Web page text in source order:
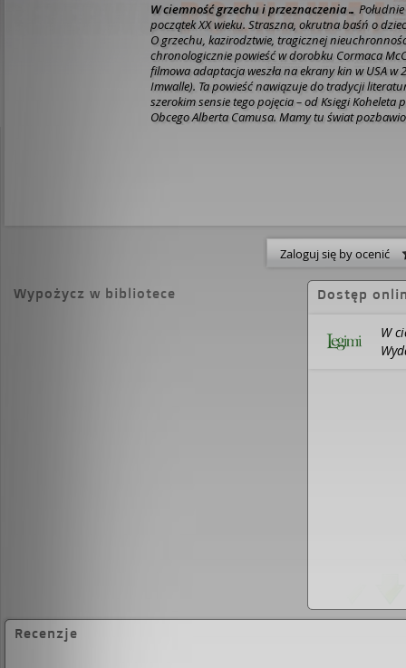
W ciemność grzechu i przeznaczenia…
początek XX wieku. Straszna, okrutna baśń o
O grzechu, kazirodztwie, tragicznej
chronologicznie powieść w dorobku Cormaca
filmowa adaptacja weszła na ekrany kin w USA w
Imwalle). Ta powieść nawiązuje do tradycji
szerokim sensie tego pojęcia – od Księgi Koheleta
Obcego Alberta Camusa. Mamy tu świat
krainie wyobraźni.Dan Geddes, „The Satirist”
Zaloguj się by ocenić
Wypożycz w bibliotece Dostęp
W
Recenzje